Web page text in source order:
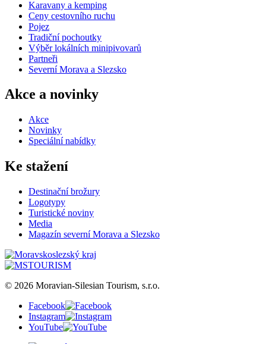
Karavany a kemping
Ceny cestovního ruchu
Pojez
Tradiční pochoutky
Výběr lokálních minipivovarů
Partneři
Severní Morava a Slezsko
Akce a novinky
Akce
Novinky
Speciální nabídky
Ke stažení
Destinační brožury
Logotypy
Turistické noviny
Media
Magazín severní Morava a Slezsko
© 2026 Moravian-Silesian Tourism, s.r.o.
Facebook
Instagram
YouTube